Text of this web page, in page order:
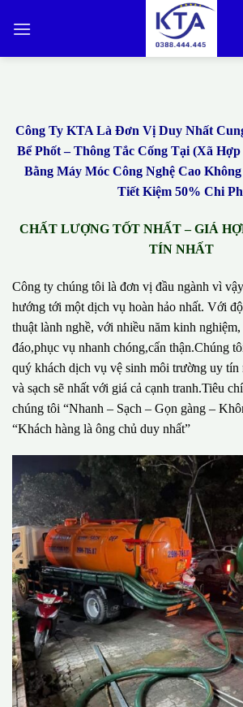
qua
Công Ty KTA Là Đơn Vị Duy Nhất
Bể Phốt – Thông Tắc Cống Tại (Xã
Bằng Máy Móc Công Nghệ Cao
Tiết Kiệm 50% Chi
CHẤT LƯỢNG TỐT NHẤT – GIÁ
TÍN NHẤT
Công ty chúng tôi là đơn vị đầu ngành vì
hướng tới một dịch vụ hoàn hảo nhất. Với
thuật lành nghề, với nhiều năm kinh
đáo,phục vụ nhanh chóng,cẩn thận.Chúng
quý khách dịch vụ vệ sinh môi trường uy tín
và sạch sẽ nhất với giá cả cạnh tranh.Tiêu
chúng tôi “Nhanh – Sạch – Gọn gàng –
“Khách hàng là ông chủ duy nhất”